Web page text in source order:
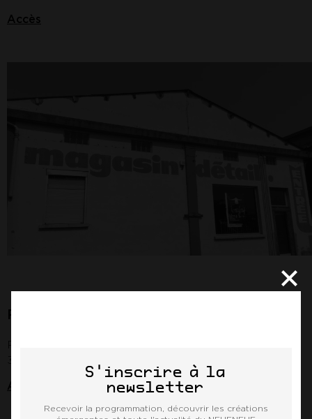
Accès
Rieux-Volvestre
Accès
S'inscrire à la
newsletter
Recevoir la programmation, découvrir les créations